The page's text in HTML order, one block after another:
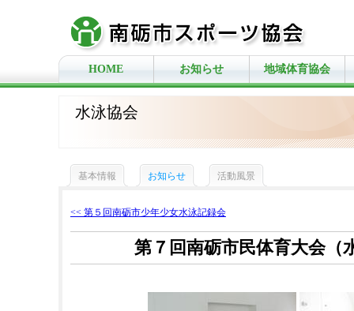
HOME お知らせ 地域体育協会
水泳協会
基本情報 お知らせ 活動風景
<< 第５回南砺市少年少女水泳記録会
第７回南砺市民体育大会（